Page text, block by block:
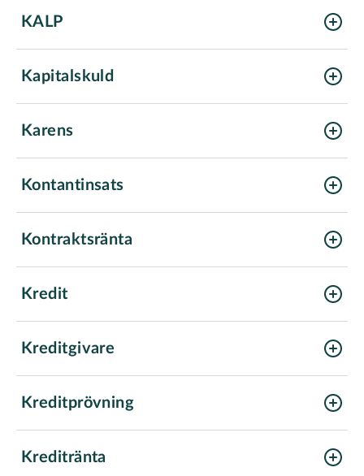
KALP
Kapitalskuld
Karens
Kontantinsats
Kontraktsränta
Kredit
Kreditgivare
Kreditprövning
Kreditränta